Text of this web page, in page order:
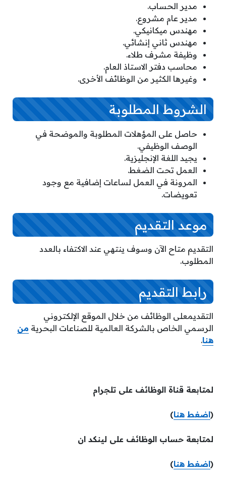
مدير الحساب.
مدير عام مشروع.
مهندس ميكانيكي.
مهندس ثاني إنشائي.
وظيفة مشرف طلاء.
محاسب دفتر الاستاذ العام.
وغيرها الكثير من الوظائف الأخرى.
الشروط المطلوبة
حاصل على المؤهلات المطلوبة والموضحة في
الوصف الوظيفي.
يجيد اللغة الإنجليزية.
العمل تحت الضغط.
المرونة في العمل لساعات إضافية مع وجود
تعويضات.
موعد التقديم
التقديم متاح الآن وسوف ينتهي عند الاكتفاء بالعدد
المطلوب.
رابط التقديم
التقديمعلى الوظائف من خلال الموقع الإلكتروني
الرسمي الخاص بالشركة العالمية للصناعات البحرية من
هنا.
لمتابعة قناة الوظائف على تلجرام
(اضغط هنا)
لمتابعة حساب الوظائف على لينكد ان
(اضغط هنا)